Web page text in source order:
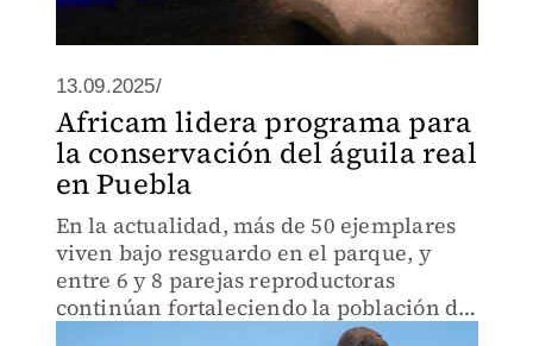
13.09.2025/
Africam lidera programa para
la conservación del águila real
en Puebla
En la actualidad, más de 50 ejemplares
viven bajo resguardo en el parque, y
entre 6 y 8 parejas reproductoras
continúan fortaleciendo la población de